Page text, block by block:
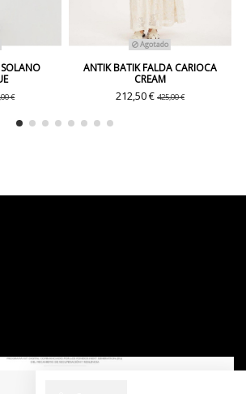
€
Agotado
ANTIK BATIK FALDA CARIOCA
CREAM
212,50 € 425,00 €